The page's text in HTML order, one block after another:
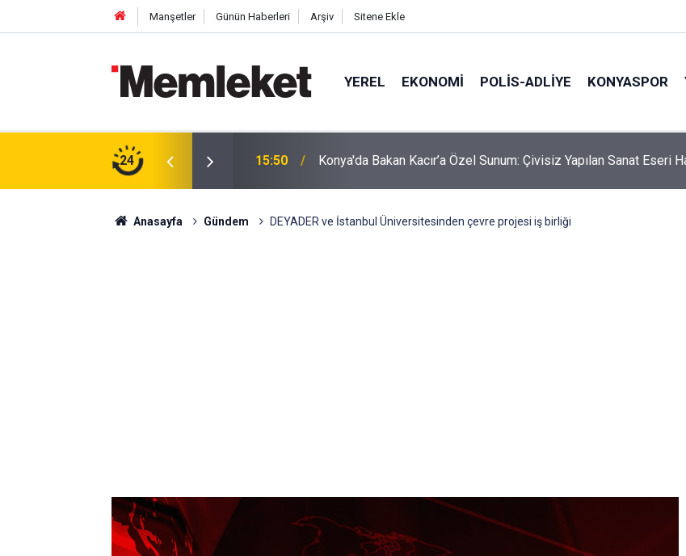
Manşetler Günün Haberleri Arşiv Sitene Ekle
YEREL EKONOMI POLİS-ADLİYE KONYASPOR
24
Çivisiz Yapılan Sanat Eseri Hayran Bıraktı 15:47
Srebrenitsa'dan Ramallah'a Uzanan Tarihi Yolculuk! Başkan Kılca
Katıldı
Anasayfa Gündem DEYADER ve İstanbul Üniversitesinden çevre projesi iş birliği